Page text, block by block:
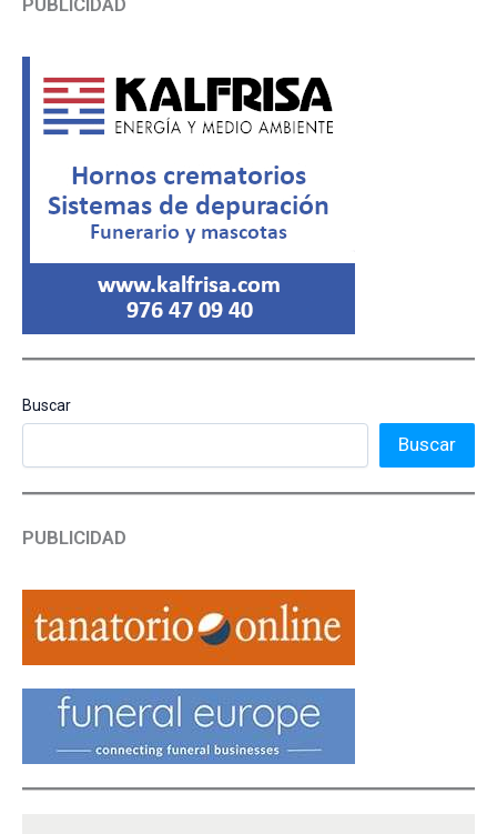
PUBLICIDAD
Buscar
Buscar
PUBLICIDAD